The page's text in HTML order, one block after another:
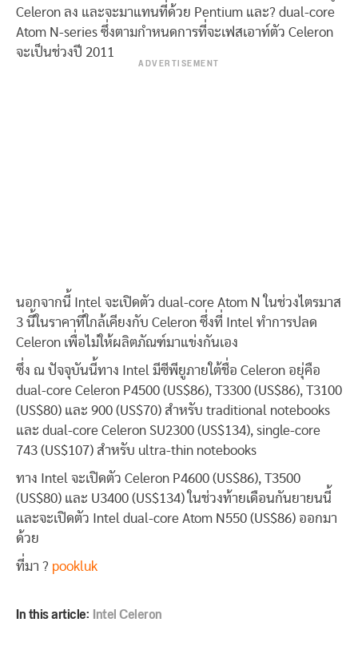
Celeron ลง และจะมาแทนที่ด้วย Pentium และ? dual-core
Atom N-series ซึ่งตามกำหนดการที่จะเฟสเอาท์ตัว Celeron
จะเป็นช่วงปี 2011
ADVERTISEMENT
นอกจากนี้ Intel จะเปิดตัว dual-core Atom N ในช่วงไตรมาส
3 นี้ในราคาที่ใกล้เคียงกับ Celeron ซึ่งที่ Intel ทำการปลด
Celeron เพื่อไม่ให้ผลิตภัณฑ์มาแข่งกันเอง
ซึ่ง ณ ปัจจุบันนี้ทาง Intel มีซีพียูภายใต้ชื่อ Celeron อยุ่คือ
dual-core Celeron P4500 (US$86), T3300 (US$86), T3100
(US$80) และ 900 (US$70) สำหรับ traditional notebooks
และ dual-core Celeron SU2300 (US$134), single-core
743 (US$107) สำหรับ ultra-thin notebooks
ทาง Intel จะเปิดตัว Celeron P4600 (US$86), T3500
(US$80) และ U3400 (US$134) ในช่วงท้ายเดือนกันยายนนี้
และจะเปิดตัว Intel dual-core Atom N550 (US$86) ออกมา
ด้วย
ที่มา ? pookluk
In this article:Intel Celeron